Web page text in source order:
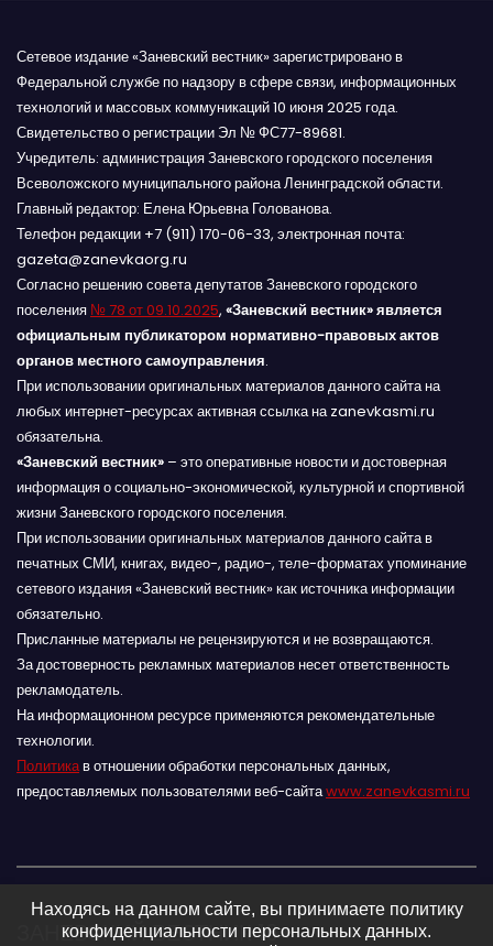
Сетевое издание «Заневский вестник» зарегистрировано в
Федеральной службе по надзору в сфере связи, информационных
технологий и массовых коммуникаций 10 июня 2025 года.
Свидетельство о регистрации Эл № ФС77-89681.
Учредитель: администрация Заневского городского поселения
Всеволожского муниципального района Ленинградской области.
Главный редактор: Елена Юрьевна Голованова.
Телефон редакции +7 (911) 170-06-33, электронная почта:
gazeta@zanevkaorg.ru
Согласно решению совета депутатов Заневского городского
поселения № 78 от 09.10.2025, «Заневский вестник» является
официальным публикатором нормативно-правовых актов
органов местного самоуправления.
При использовании оригинальных материалов данного сайта на
любых интернет-ресурсах активная ссылка на zanevkasmi.ru
обязательна.
«Заневский вестник» – это оперативные новости и достоверная
информация о социально-экономической, культурной и спортивной
жизни Заневского городского поселения.
При использовании оригинальных материалов данного сайта в
печатных СМИ, книгах, видео-, радио-, теле-форматах упоминание
сетевого издания «Заневский вестник» как источника информации
обязательно.
Присланные материалы не рецензируются и не возвращаются.
За достоверность рекламных материалов несет ответственность
рекламодатель.
На информационном ресурсе применяются рекомендательные
технологии.
Политикав отношении обработки персональных данных,
предоставляемых пользователями веб-сайтаwww.zanevkasmi.ru
ЗАНЕВСКИЙ ВЕСТНИК 16+
Находясь на данном сайте, вы принимаете политику
конфиденциальности персональных данных.